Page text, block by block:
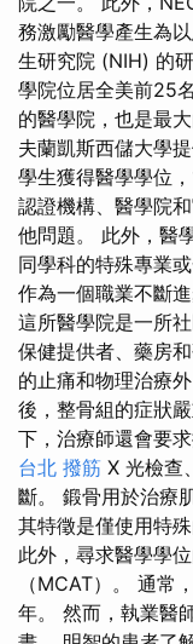
務激勵醫學產生為
生研究院 (NIH) 的
學院位居全美前25
的醫學院，也是最
夫蘭凱斯西儲大學
學生獲得醫學學位
認證機構、醫學院
他問題。 此外，醫
同學科的特殊專業
作為一個職業不斷
這所醫學院是一所
保健提供者、藥房
的止痛和物理治療
後，整骨組的症狀
下，治療師還會要
台北 撥筋 X 光檢查
斷。 鍛骨用於治療
其特徵是僅使用特
此外，尋求醫學學
（MCAT）。 通常
年。 然而，執業醫